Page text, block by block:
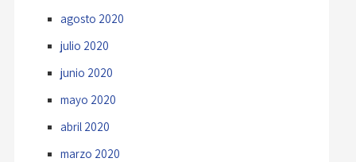
agosto 2020
julio 2020
junio 2020
mayo 2020
abril 2020
marzo 2020